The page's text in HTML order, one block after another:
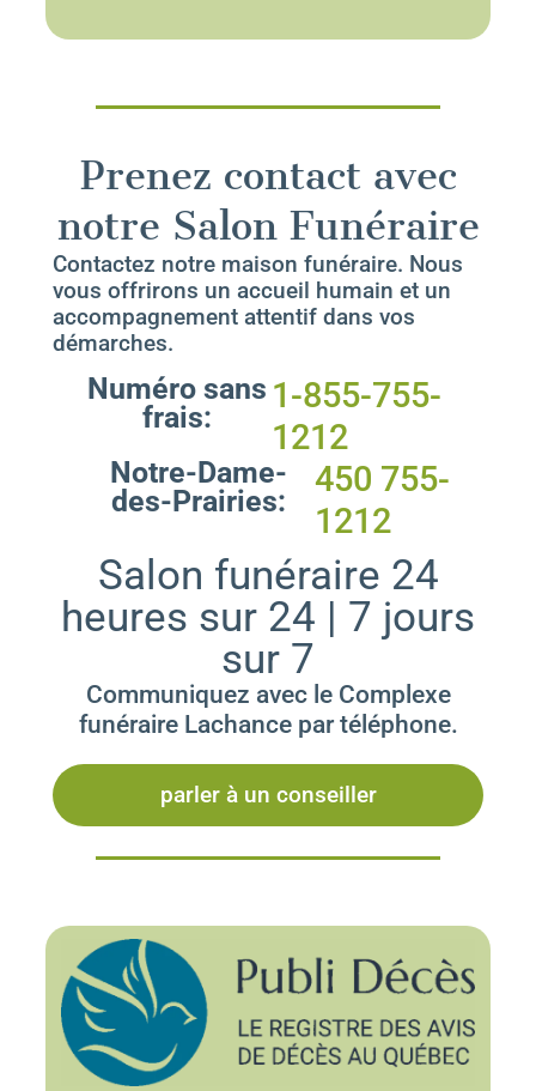
Prenez contact avec
notre Salon Funéraire
Contactez notre maison funéraire. Nous
vous offrirons un accueil humain et un
accompagnement attentif dans vos
démarches.
Numéro sans
frais:
1-855-755-
1212
Notre-Dame-
des-Prairies:
450 755-
1212
Salon funéraire 24
heures sur 24 | 7 jours
sur 7
Communiquez avec le Complexe
funéraire Lachance par téléphone.
parler à un conseiller